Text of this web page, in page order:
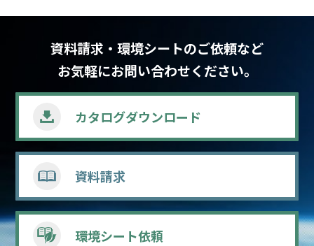
資料請求・環境シートのご依頼など
お気軽にお問い合わせください。
カタログダウンロード
資料請求
環境シート依頼